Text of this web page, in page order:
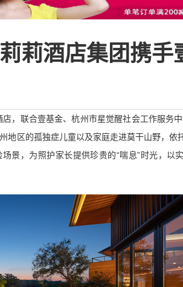
莉酒店集团携手
联合壹基金、杭州市星觉醒社会工作服务中
地区的孤独症儿童以及家庭走进莫干山野，依
景，为照护家长提供珍贵的“喘息”时光，以